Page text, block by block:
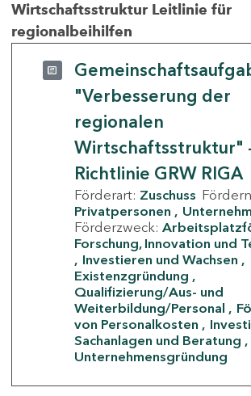
Wirtschaftsstruktur Leitlinie für
regionalbeihilfen
"Verbesserung der
regionalen
Wirtschaftsstruktur"
Richtlinie GRW RIGA
Förderart: Zuschuss
Privatpersonen
Förderzweck:
Forschung, Innovation und
Investieren und Wachsen
Existenzgründung
Qualifizierung/Aus- und
Weiterbildung/Personal
von Personalkosten
Sachanlagen und Beratung
Unternehmensgründung